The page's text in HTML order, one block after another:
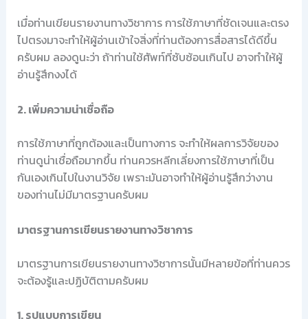
เมื่อท่านเขียนรายงานทางวิชาการ การใช้ภาษาที่ชัดเจนและตรง
ไปตรงมาจะทำให้ผู้อ่านเข้าใจสิ่งที่ท่านต้องการสื่อสารได้ดีขึ้น
ครับผม ลองดูนะว่า ถ้าท่านใช้ศัพท์ที่ซับซ้อนเกินไป อาจทำให้ผู้
อ่านรู้สึกงงได้
2. เพิ่มความน่าเชื่อถือ
การใช้ภาษาที่ถูกต้องและเป็นทางการ จะทำให้ผลการวิจัยของ
ท่านดูน่าเชื่อถือมากขึ้น ท่านควรหลีกเลี่ยงการใช้ภาษาที่เป็น
กันเองเกินไปในงานวิจัย เพราะมันอาจทำให้ผู้อ่านรู้สึกว่างาน
ของท่านไม่มีมาตรฐานครับผม
มาตรฐานการเขียนรายงานทางวิชาการ
มาตรฐานการเขียนรายงานทางวิชาการนั้นมีหลายข้อที่ท่านควร
จะต้องรู้และปฏิบัติตามครับผม
1. รูปแบบการเขียน